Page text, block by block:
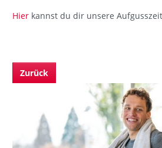
Hier kannst du dir unsere
Zurück